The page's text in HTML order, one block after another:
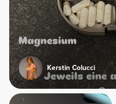
Kerstin Colucci